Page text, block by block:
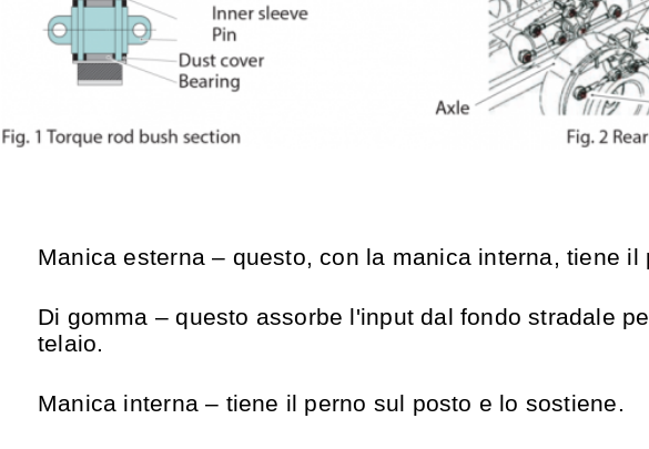
Manica esterna – questo, con la manica interna, tiene il
Di gomma – questo assorbe l'input dal fondo stradale
telaio.
Manica interna – tiene il perno sul posto e lo sostiene.